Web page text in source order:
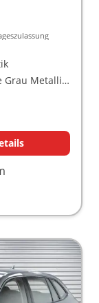
Graphite Grau Metallic (5X)